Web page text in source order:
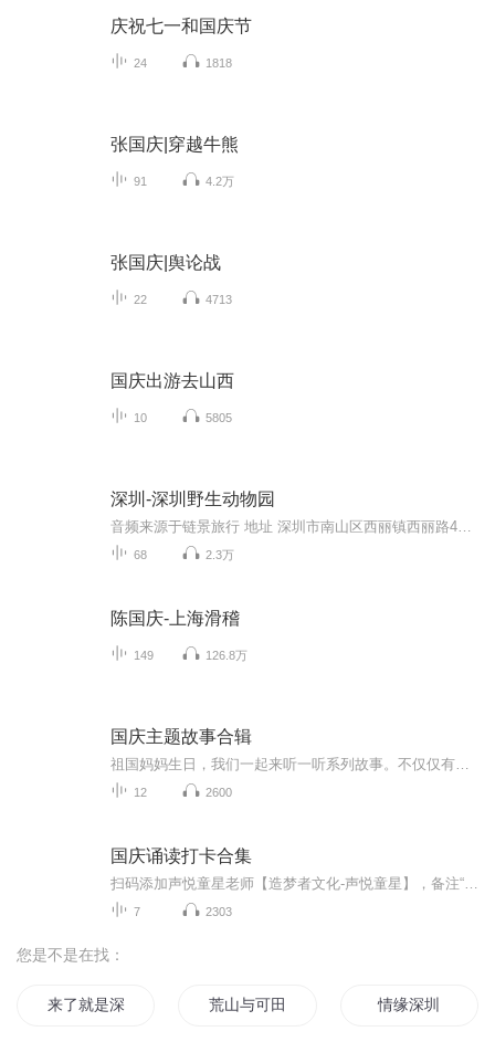
庆祝七一和国庆节
24 1818
张国庆|穿越牛熊
91 4.2万
张国庆|舆论战
22 4713
国庆出游去山西
10 5805
深圳-深圳野生动物园
68 2.3万
陈国庆-上海滑稽
149 126.8万
国庆主题故事合辑
12 2600
国庆诵读打卡合集
7 2303
您是不是在找：
来了就是深圳人 荒山与可田的深圳故事 情缘深圳